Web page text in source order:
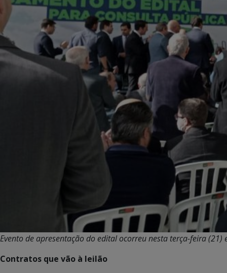
Evento de apresentação do edital ocorreu nesta terça-feira (21)
Contratos que vão à leilão